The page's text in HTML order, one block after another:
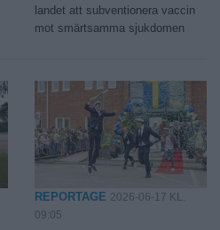
landet att subventionera vaccin
mot smärtsamma sjukdomen
REPORTAGE 2026-06-17 KL.
09:05